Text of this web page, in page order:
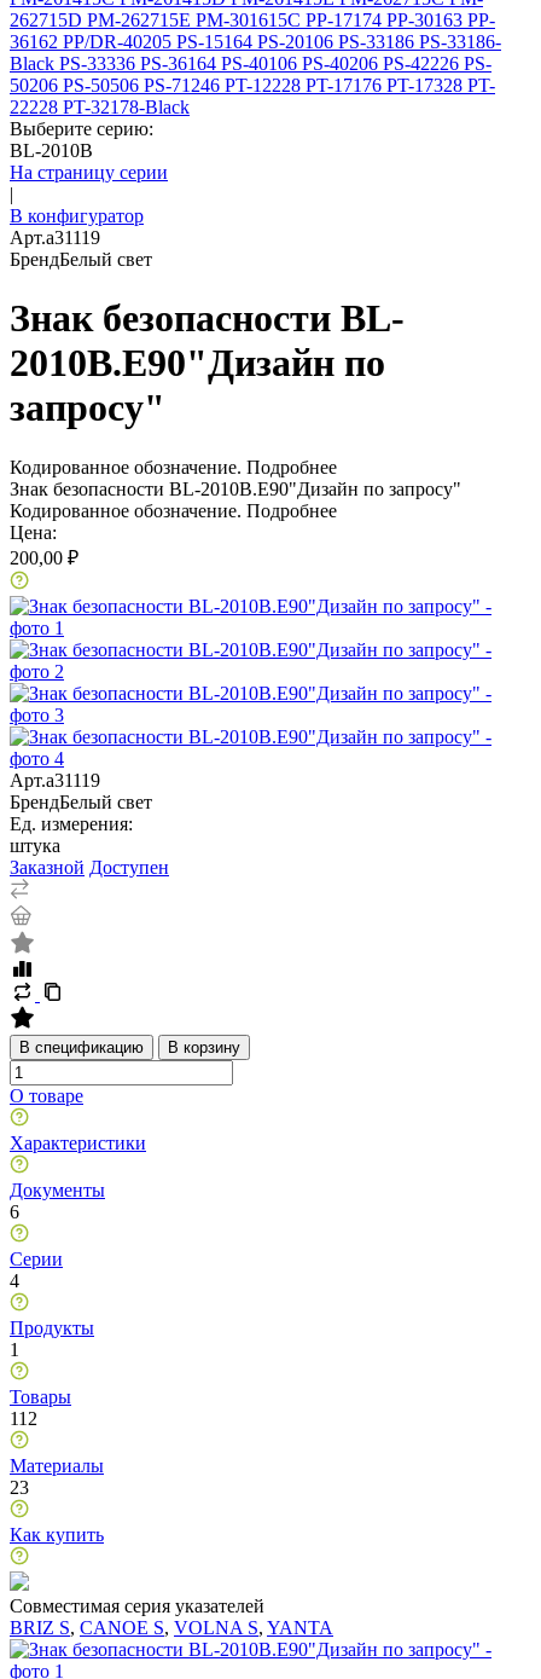
262715D PM-262715E PM-301615C PP-17174 PP-30163 PP-
36162 PP/DR-40205 PS-15164 PS-20106 PS-33186 PS-33186-
Black PS-33336 PS-36164 PS-40106 PS-40206 PS-42226 PS-
50206 PS-50506 PS-71246 PT-12228 PT-17176 PT-17328 PT-
22228 PT-32178-Black
Выберите серию:
BL-2010B
На страницу серии
|
В конфигуратор
Арт.a31119
БрендБелый свет
Знак безопасности BL-
2010B.E90"Дизайн по
запросу"
Кодированное обозначение. Подробнее
Знак безопасности BL-2010B.E90"Дизайн по запросу"
Кодированное обозначение. Подробнее
Цена:
200,00 ₽
Арт.a31119
БрендБелый свет
Ед. измерения:
штука
Заказной Доступен
В спецификацию В корзину
О товаре
Характеристики
Документы
6
Серии
4
Продукты
1
Товары
112
Материалы
23
Как купить
Совместимая серия указателей
BRIZ S, CANOE S, VOLNA S, YANTA